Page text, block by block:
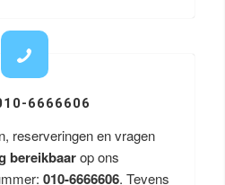
6666606
reserveringen en vragen
bereikbaarop ons
010-6666606. Tevens